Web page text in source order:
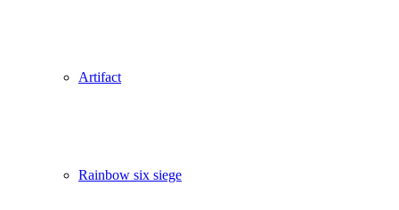
Artifact
Rainbow six siege